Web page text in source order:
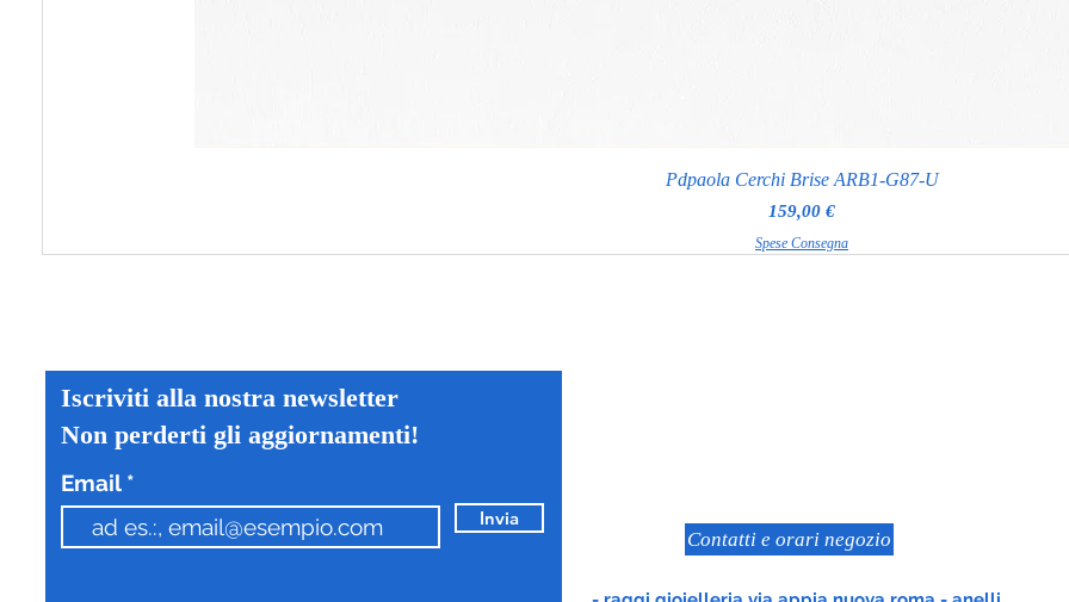
Pdpaola Cerchi Brise ARB1-G87-U
Prezzo
159,00 €
Spese Consegna
Iscriviti alla nostra newsletter
Non perderti gli aggiornamenti!
Email
Invia
Contatti e orari negozio